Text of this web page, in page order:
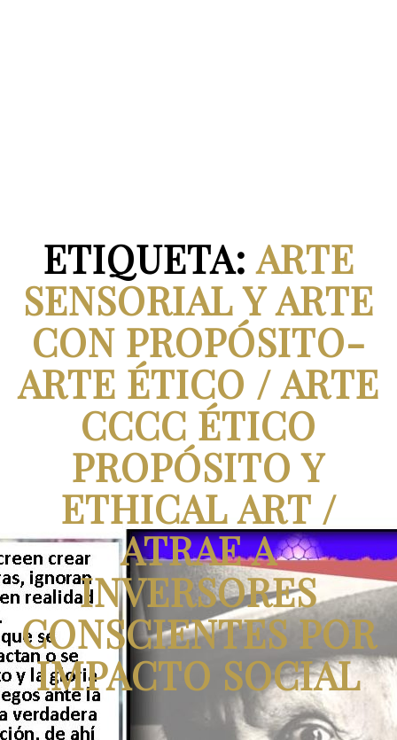
ETIQUETA:ARTE
SENSORIAL Y ARTE
CON PROPÓSITO-
ARTE ÉTICO / ARTE
CCCC ÉTICO
PROPÓSITO Y
ETHICAL ART /
ATRAE A
INVERSORES
CONSCIENTES POR
IMPACTO SOCIAL